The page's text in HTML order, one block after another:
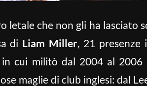
letale che non gli ha lasciato
di Liam Miller, 21 presenze
in cui militò dal 2004 al
maglie di club inglesi: dal